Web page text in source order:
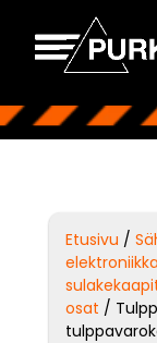
Etusivu /
elektroniikka
osat /